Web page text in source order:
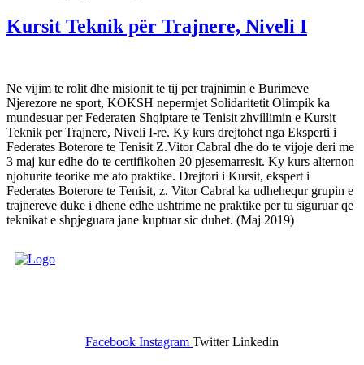
Kursit Teknik për Trajnere, Niveli I
Ne vijim te rolit dhe misionit te tij per trajnimin e Burimeve
Njerezore ne sport, KOKSH nepermjet Solidaritetit Olimpik ka
mundesuar per Federaten Shqiptare te Tenisit zhvillimin e Kursit
Teknik per Trajnere, Niveli I-re. Ky kurs drejtohet nga Eksperti i
Federates Boterore te Tenisit Z.Vitor Cabral dhe do te vijoje deri me
3 maj kur edhe do te certifikohen 20 pjesemarresit. Ky kurs alternon
njohurite teorike me ato praktike. Drejtori i Kursit, ekspert i
Federates Boterore te Tenisit, z. Vitor Cabral ka udhehequr grupin e
trajnereve duke i dhene edhe ushtrime ne praktike per tu siguruar qe
teknikat e shpjeguara jane kuptuar sic duhet. (Maj 2019)
Facebook Instagram Twitter Linkedin